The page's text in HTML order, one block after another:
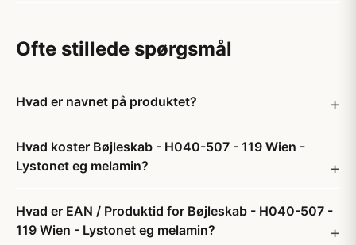
Ofte stillede spørgsmål
Hvad er navnet på produktet?
Hvad koster Bøjleskab - H040-507 - 119 Wien -
Lystonet eg melamin?
Hvad er EAN / Produktid for Bøjleskab - H040-507 -
119 Wien - Lystonet eg melamin?